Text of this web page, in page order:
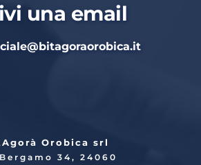
una email
@bitagoraorobica.it
Orobica srl
34, 24060